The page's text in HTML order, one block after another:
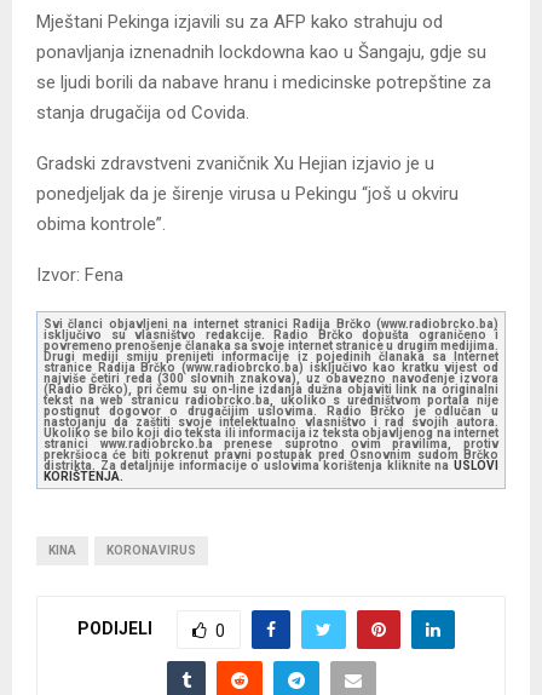
Mještani Pekinga izjavili su za AFP kako strahuju od
ponavljanja iznenadnih lockdowna kao u Šangaju, gdje su
se ljudi borili da nabave hranu i medicinske potrepštine za
stanja drugačija od Covida.
Gradski zdravstveni zvaničnik Xu Hejian izjavio je u
ponedjeljak da je širenje virusa u Pekingu “još u okviru
obima kontrole”.
Izvor: Fena
Svi članci objavljeni na internet stranici Radija Brčko (www.radiobrcko.ba)
isključivo su vlasništvo redakcije. Radio Brčko dopušta ograničeno i
povremeno prenošenje članaka sa svoje internet stranice u drugim medijima.
Drugi mediji smiju prenijeti informacije iz pojedinih članaka sa Internet
stranice Radija Brčko (www.radiobrcko.ba) isključivo kao kratku vijest od
najviše četiri reda (300 slovnih znakova), uz obavezno navođenje izvora
(Radio Brčko), pri čemu su on-line izdanja dužna objaviti link na originalni
tekst na web stranicu radiobrcko.ba, ukoliko s uredništvom portala nije
postignut dogovor o drugačijim uslovima. Radio Brčko je odlučan u
nastojanju da zaštiti svoje intelektualno vlasništvo i rad svojih autora.
Ukoliko se bilo koji dio teksta ili informacija iz teksta objavljenog na internet
stranici www.radiobrcko.ba prenese suprotno ovim pravilima, protiv
prekršioca će biti pokrenut pravni postupak pred Osnovnim sudom Brčko
distrikta. Za detaljnije informacije o uslovima korištenja kliknite na USLOVI
KORIŠTENJA.
KINA KORONAVIRUS
PODIJELI 0